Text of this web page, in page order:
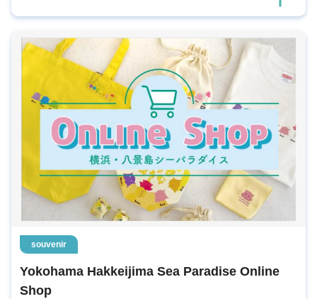
souvenir
Yokohama Hakkeijima Sea Paradise Online
Shop